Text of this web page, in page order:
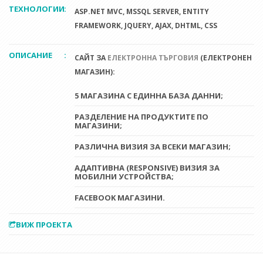
ТЕХНОЛОГИИ:
ASP.NET MVC, MSSQL SERVER, ENTITY
FRAMEWORK, JQUERY, AJAX, DHTML, CSS
ОПИСАНИЕ : САЙТ ЗА ЕЛЕКТРОННА ТЪРГОВИЯ (ЕЛЕКТРОНЕН
МАГАЗИН):
5 МАГАЗИНА С ЕДИННА БАЗА ДАННИ;
РАЗДЕЛЕНИЕ НА ПРОДУКТИТЕ ПО
МАГАЗИНИ;
РАЗЛИЧНА ВИЗИЯ ЗА ВСЕКИ МАГАЗИН;
АДАПТИВНА (RESPONSIVE) ВИЗИЯ ЗА
МОБИЛНИ УСТРОЙСТВА;
FACEBOOK МАГАЗИНИ.
ВИЖ ПРОЕКТА